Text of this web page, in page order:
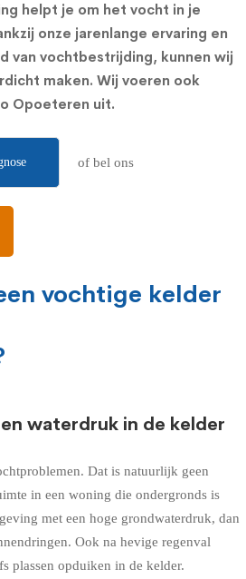
helpt je om het vocht in je
onze jarenlange ervaring en
van vochtbestrijding, kunnen wij
maken. Wij voeren ook
Opoeteren uit.
of bel ons
vochtige kelder
waterdruk in de kelder
Dat is natuurlijk geen
in een woning die ondergronds is
met een hoge grondwaterdruk, dan
Ook na hevige regenval
plassen opduiken in de kelder.